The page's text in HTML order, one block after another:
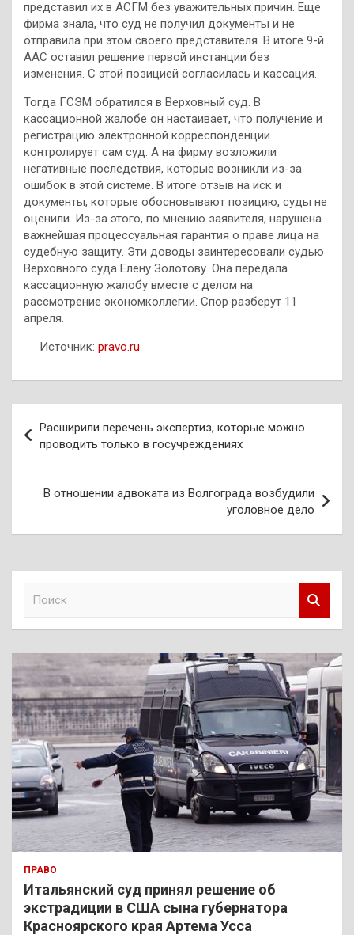
представил их в АСГМ без уважительных причин. Еще
фирма знала, что суд не получил документы и не
отправила при этом своего представителя. В итоге 9-й
ААС оставил решение первой инстанции без
изменения. С этой позицией согласилась и кассация.
Тогда ГСЭМ обратился в Верховный суд. В
кассационной жалобе он настаивает, что получение и
регистрацию электронной корреспонденции
контролирует сам суд. А на фирму возложили
негативные последствия, которые возникли из-за
ошибок в этой системе. В итоге отзыв на иск и
документы, которые обосновывают позицию, суды не
оценили. Из-за этого, по мнению заявителя, нарушена
важнейшая процессуальная гарантия о праве лица на
судебную защиту. Эти доводы заинтересовали судью
Верховного суда Елену Золотову. Она передала
кассационную жалобу вместе с делом на
рассмотрение экономколлегии. Спор разберут 11
апреля.
Источник: pravo.ru
по
записям
Расширили перечень экспертиз, которые можно
проводить только в госучреждениях
В отношении адвоката из Волгограда возбудили
уголовное дело
к
ПРАВО
Итальянский суд принял решение об
экстрадиции в США сына губернатора
Красноярского края Артема Усса